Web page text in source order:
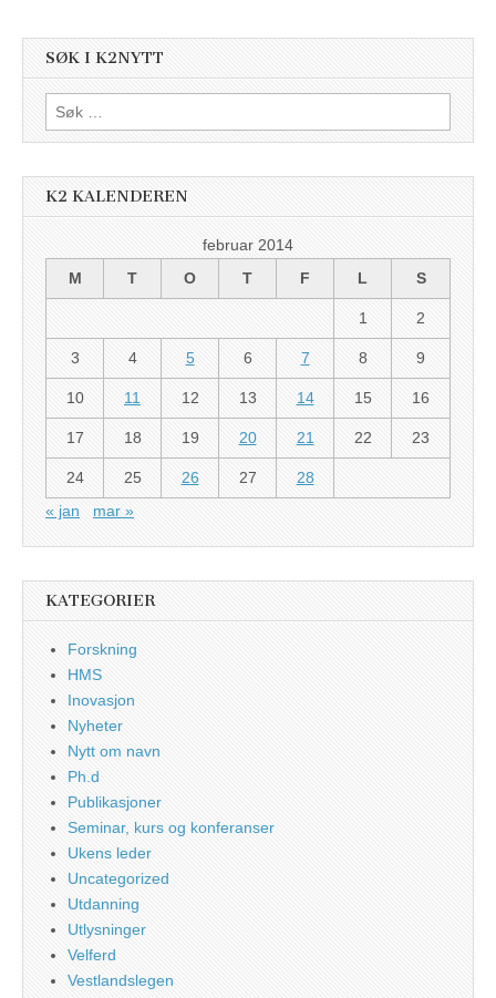
SØK I K2NYTT
Søk
etter:
K2 KALENDEREN
februar 2014
M
T O T F L S
1 2
3 4 5 6 7 8 9
10 11 12 13 14 15 16
17 18 19 20 21 22 23
24 25 26 27
28
« jan
mar »
KATEGORIER
Forskning
HMS
Inovasjon
Nyheter
Nytt om navn
Ph.d
Publikasjoner
Seminar, kurs og konferanser
Ukens leder
Uncategorized
Utdanning
Utlysninger
Velferd
Vestlandslegen